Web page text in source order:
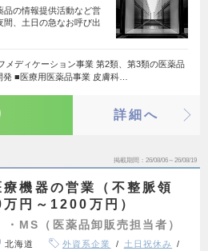
品の情報提供活動など営
、土日の急なお呼び出
メディケーション事業 第2類、第3類の医薬品
■医療用医薬品事業 皮膚科…
詳細へ
掲載期間 26/08/06～26/08/19
療機器の営業（不整脈領
円～1200万円）
MS（医薬品卸販売担当者）
北海道 外資系企業
土日祝休み